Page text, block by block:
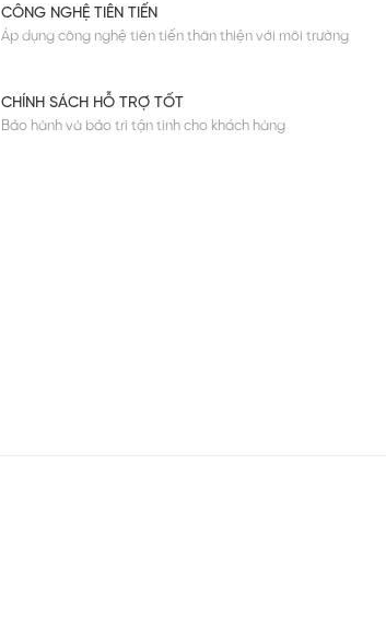
CÔNG NGHỆ TIÊN TIẾN
Áp dụng công nghệ tiên tiến thân thiện với môi trường
CHÍNH SÁCH HỖ TRỢ TỐT
Bảo hành và bảo trì tận tình cho khách hàng